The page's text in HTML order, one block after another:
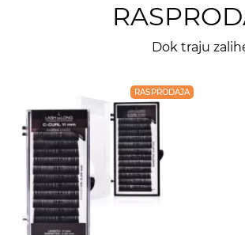
Dok traju
RASPRODAJA